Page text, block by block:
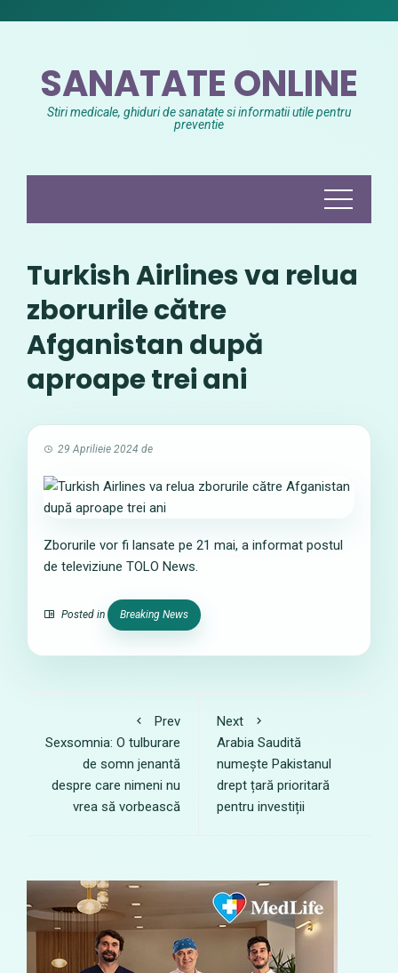
SANATATE ONLINE
Stiri medicale, ghiduri de sanatate si informatii utile pentru
preventie
Turkish Airlines va relua
zborurile către
Afganistan după
aproape trei ani
29 Aprilieie 2024 de
Zborurile vor fi lansate pe 21 mai, a informat postul
de televiziune TOLO News.
Posted in Breaking News
Prev
Sexsomnia: O tulburare
de somn jenantă
despre care nimeni nu
vrea să vorbească
Next
Arabia Saudită
numește Pakistanul
drept țară prioritară
pentru investiții